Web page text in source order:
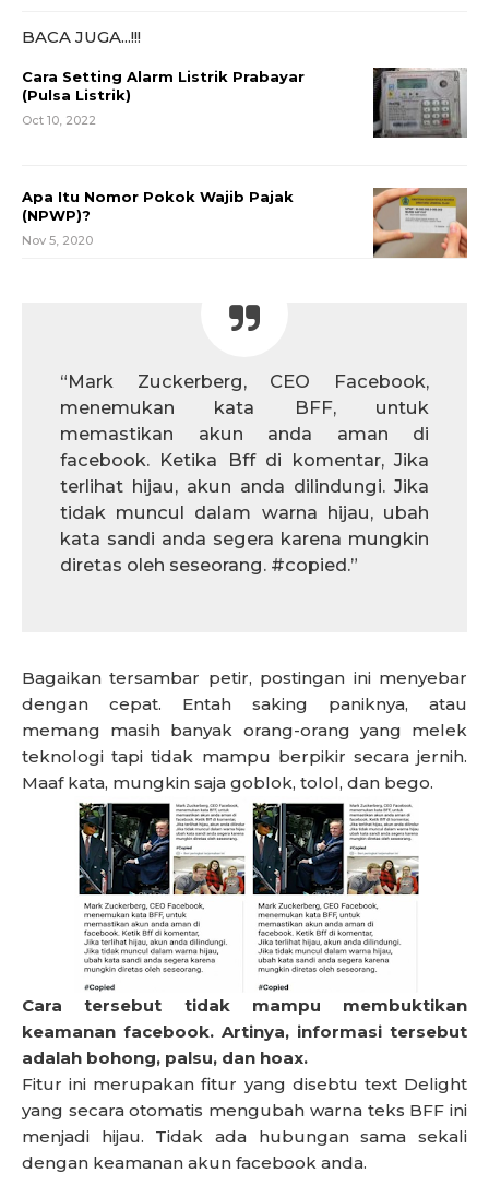
BACA JUGA...!!!
Cara Setting Alarm Listrik Prabayar
(Pulsa Listrik)
Oct 10, 2022
Apa Itu Nomor Pokok Wajib Pajak
(NPWP)?
Nov 5, 2020
“Mark Zuckerberg, CEO Facebook,
menemukan kata BFF, untuk
memastikan akun anda aman di
facebook. Ketika Bff di komentar, Jika
terlihat hijau, akun anda dilindungi. Jika
tidak muncul dalam warna hijau, ubah
kata sandi anda segera karena mungkin
diretas oleh seseorang. #copied.”
Bagaikan tersambar petir, postingan ini menyebar
dengan cepat. Entah saking paniknya, atau
memang masih banyak orang-orang yang melek
teknologi tapi tidak mampu berpikir secara jernih.
Maaf kata, mungkin saja goblok, tolol, dan bego.
Cara tersebut tidak mampu membuktikan
keamanan facebook. Artinya, informasi tersebut
adalah bohong, palsu, dan hoax.
Fitur ini merupakan fitur yang disebtu text Delight
yang secara otomatis mengubah warna teks BFF ini
menjadi hijau. Tidak ada hubungan sama sekali
dengan keamanan akun facebook anda.